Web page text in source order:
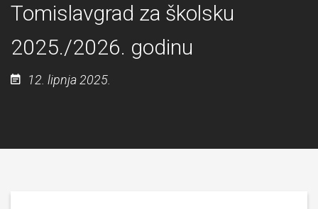
Tomislavgrad za školsku
2025./2026. godinu
12. lipnja 2025.